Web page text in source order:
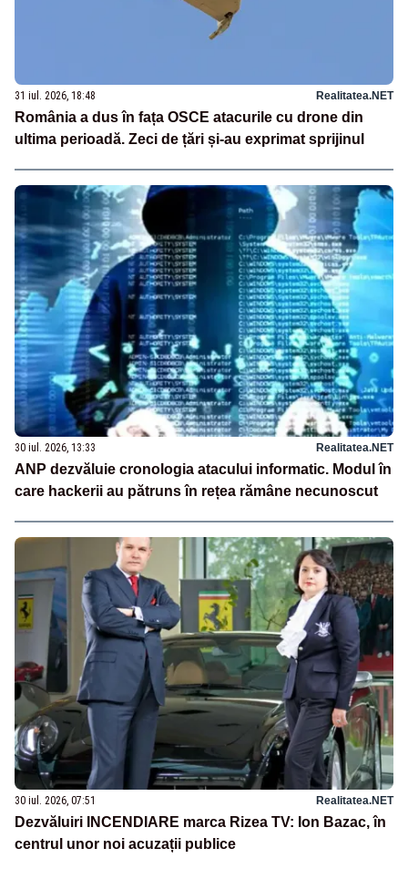
31 iul. 2026, 18:48 Realitatea.NET
România a dus în fața OSCE atacurile cu drone din
ultima perioadă. Zeci de țări și-au exprimat sprijinul
30 iul. 2026, 13:33 Realitatea.NET
ANP dezvăluie cronologia atacului informatic. Modul în
care hackerii au pătruns în rețea rămâne necunoscut
30 iul. 2026, 07:51 Realitatea.NET
Dezvăluiri INCENDIARE marca Rizea TV: Ion Bazac, în
centrul unor noi acuzații publice